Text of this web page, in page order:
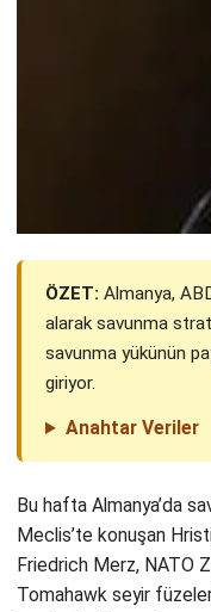
ÖZET: Almanya,
alarak savunma
savunma yükünün
giriyor.
Anahtar Veriler
Bu hafta Almanya’da
Meclis’te konuşan
Friedrich Merz, NATO
Tomahawk seyir füzeleri